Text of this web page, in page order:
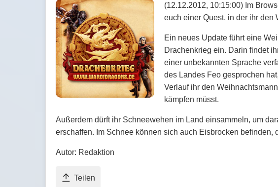
(12.12.2012, 10:15:00) Im
euch einer Quest, in der ihr den
Ein neues Update führt eine
Drachenkrieg ein. Darin findet
einer unbekannten Sprache
des Landes Feo gesprochen
Verlauf ihr den
kämpfen müsst.
Außerdem dürft ihr Schneewehen im Land einsammeln, um
erschaffen. Im Schnee können sich auch Eisbrocken befinden,
Autor: Redaktion
Teilen